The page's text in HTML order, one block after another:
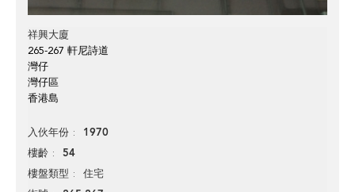
祥興大廈
265-267 軒尼詩道
灣仔
灣仔區
香港島
入伙年份 1970
樓齡 54
樓盤類型 住宅